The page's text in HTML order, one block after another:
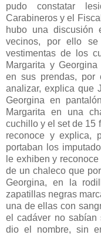
pudo constatar
Carabineros y el
hubo una discusión
vecinos, por ello
vestimentas de los
Margarita y
en sus prendas, por
analizar, explica que
Georgina en
Margarita en una
cuchillo y el set de 15
reconoce y explica,
portaban los
le exhiben y
de un chaleco que
Georgina, en la
zapatillas negras
una de ellas con
el cadáver no sabían
dio el nombre, sin